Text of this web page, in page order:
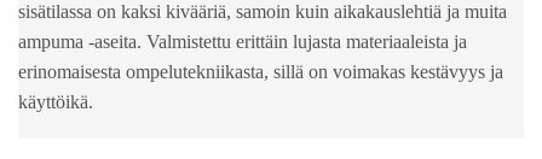
sisätilassa on kaksi kivääriä, samoin kuin aikakauslehtiä ja muita
ampuma -aseita. Valmistettu erittäin lujasta materiaaleista ja
erinomaisesta ompelutekniikasta, sillä on voimakas kestävyys ja
käyttöikä.